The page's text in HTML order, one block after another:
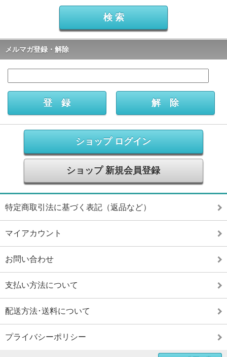
メルマガ登録・解除
ショップ ログイン
ショップ 新規会員登録
特定商取引法に基づく表記（返品など）
マイアカウント
お問い合わせ
支払い方法について
配送方法･送料について
プライバシーポリシー